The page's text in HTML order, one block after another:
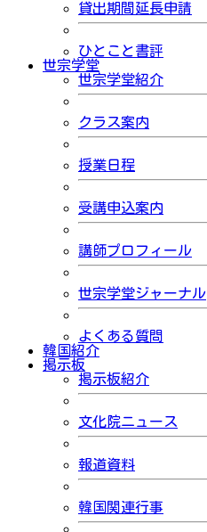
貸出期間延長申請
ひとこと書評
世宗学堂
世宗学堂紹介
クラス案内
授業日程
受講申込案内
講師プロフィール
世宗学堂ジャーナル
よくある質問
韓国紹介
掲示板
掲示板紹介
文化院ニュース
報道資料
韓国関連行事